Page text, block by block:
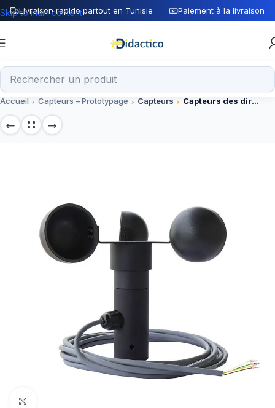
Livraison rapide partout en Tunisie Paiement à la livraison
Skip to main content
Accueil Capteurs – Prototypage Capteurs Capteurs des direction du vent modbus